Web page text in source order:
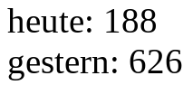
heute: 188
gestern: 626